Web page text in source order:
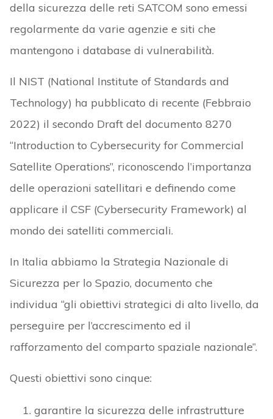
della sicurezza delle reti SATCOM sono emessi
regolarmente da varie agenzie e siti che
mantengono i database di vulnerabilità.
Il NIST (National Institute of Standards and
Technology) ha pubblicato di recente (Febbraio
2022) il secondo Draft del documento 8270
“Introduction to Cybersecurity for Commercial
Satellite Operations”, riconoscendo l’importanza
delle operazioni satellitari e definendo come
applicare il CSF (Cybersecurity Framework) al
mondo dei satelliti commerciali.
In Italia abbiamo la Strategia Nazionale di
Sicurezza per lo Spazio, documento che
individua “gli obiettivi strategici di alto livello, da
perseguire per l’accrescimento ed il
rafforzamento del comparto spaziale nazionale”.
Questi obiettivi sono cinque:
garantire la sicurezza delle infrastrutture